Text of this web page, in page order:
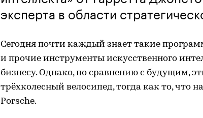
эксперта в области
Сегодня почти каждый знает такие
и прочие инструменты искусственного
бизнесу. Однако, по сравнению с будущим,
трёхколесный велосипед, тогда как то, что
Porsche.